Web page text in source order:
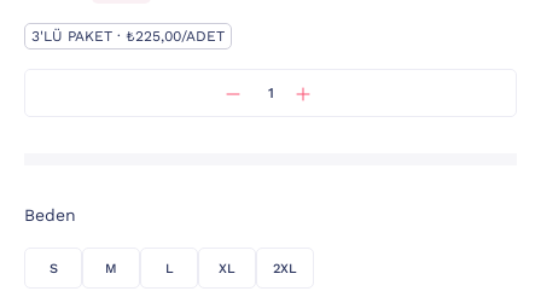
3'LÜ PAKET · ₺225,00/ADET
Beden
S M L XL 2XL